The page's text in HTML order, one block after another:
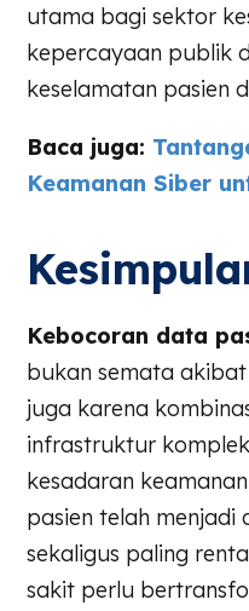
utama bagi sektor
kepercayaan publik
keselamatan pasien
Baca juga:
Keamanan Siber
Kebocoran data
bukan semata
juga karena
infrastruktur
kesadaran
pasien telah menjadi
sekaligus paling
sakit perlu